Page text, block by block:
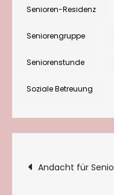
Senioren-Residenz
Seniorengruppe
Seniorenstunde
Soziale Betreuung
Andacht für